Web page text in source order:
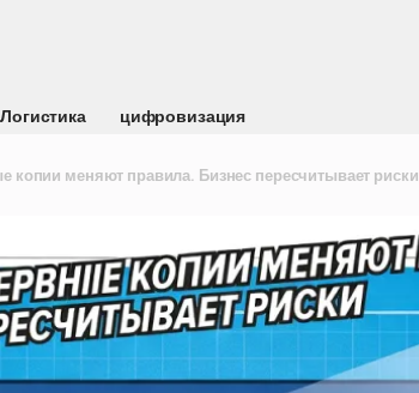
Логистика цифровизация
копии меняют правила. Бизнес пересчитывает риски